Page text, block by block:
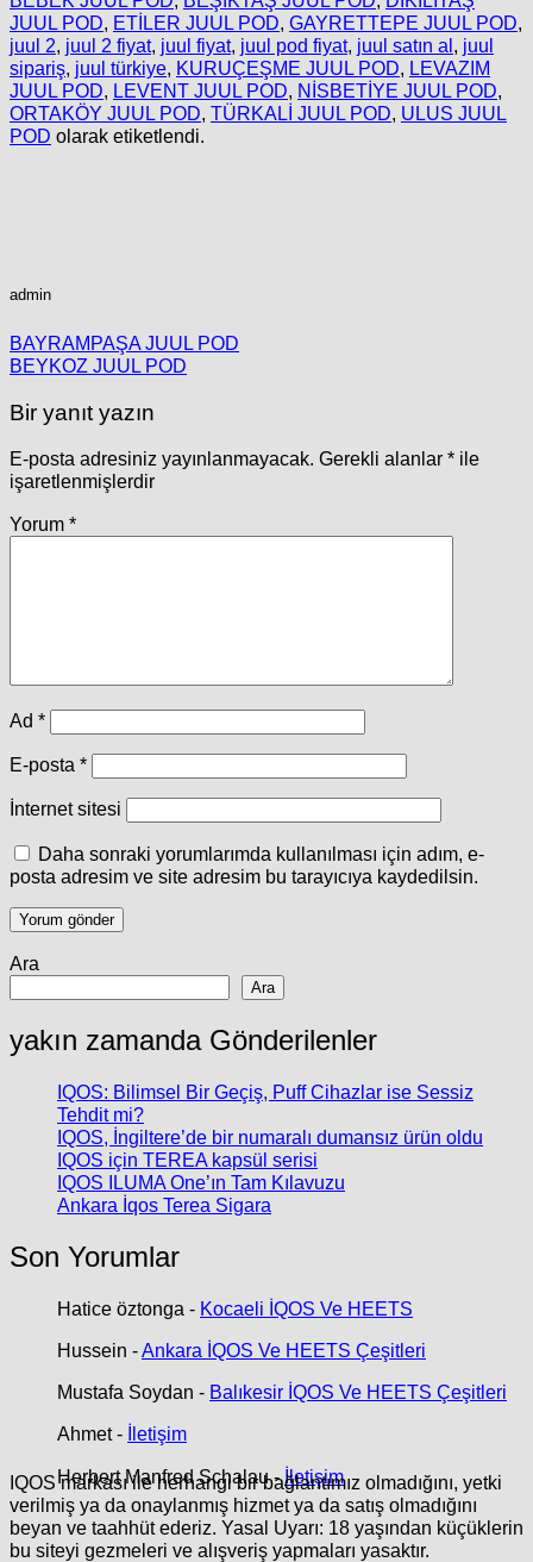
JUUL POD, ETİLER JUUL POD, GAYRETTEPE JUUL POD,
juul 2, juul 2 fiyat, juul fiyat, juul pod fiyat, juul satın al, juul
sipariş, juul türkiye, KURUÇEŞME JUUL POD, LEVAZIM
JUUL POD, LEVENT JUUL POD, NİSBETİYE JUUL POD,
ORTAKÖY JUUL POD, TÜRKALİ JUUL POD, ULUS JUUL
POD olarak etiketlendi.
admin
BAYRAMPAŞA JUUL POD
BEYKOZ JUUL POD
Bir yanıt yazın
E-posta adresiniz yayınlanmayacak. Gerekli alanlar * ile
işaretlenmişlerdir
Yorum *
Ad *
E-posta *
İnternet sitesi
Daha sonraki yorumlarımda kullanılması için adım, e-
posta adresim ve site adresim bu tarayıcıya kaydedilsin.
Ara
Ara
yakın zamanda Gönderilenler
IQOS: Bilimsel Bir Geçiş, Puff Cihazlar ise Sessiz
Tehdit mi?
IQOS, İngiltere’de bir numaralı dumansız ürün oldu
IQOS için TEREA kapsül serisi
IQOS ILUMA One’ın Tam Kılavuzu
Ankara İqos Terea Sigara
Son Yorumlar
Hatice öztonga - Kocaeli İQOS Ve HEETS
Hussein -Ankara İQOS Ve HEETS Çeşitleri
Mustafa Soydan - Balıkesir İQOS Ve HEETS Çeşitleri
Ahmet-
İletişim
Herbert Manfred Schalau-İletişim
IQOS markası ile herhangi bir bağlantımız olmadığını, yetki
verilmiş ya da onaylanmış hizmet ya da satış olmadığını
beyan ve taahhüt ederiz. Yasal Uyarı: 18 yaşından küçüklerin
bu siteyi gezmeleri ve alışveriş yapmaları yasaktır.